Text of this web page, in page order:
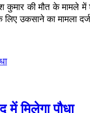
कुमार की मौत के
उकसाने का मामला दर्ज
मिलेगा पौधा